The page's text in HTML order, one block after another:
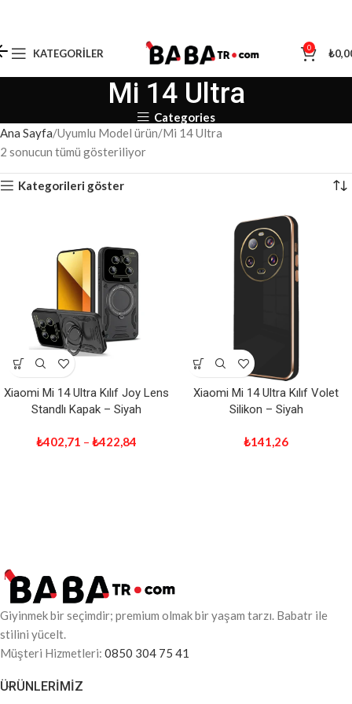
KATEGORILER 0 ₺
Mi 14 Ultra
Categories
Ana Sayfa Uyumlu Model ürün Mi 14 Ultra
2 sonucun tümü gösteriliyor
Kategorileri göster
Xiaomi Mi 14 Ultra Kılıf Joy Lens
Standlı Kapak – Siyah
₺402,71 – ₺422,84
Xiaomi Mi 14 Ultra Kılıf Volet
Silikon – Siyah
₺141,26
Giyinmek bir seçimdir; premium olmak bir yaşam tarzı. Babatr ile
stilini yücelt.
Müşteri Hizmetleri: 0850 304 75 41
ÜRÜNLERIMIZ